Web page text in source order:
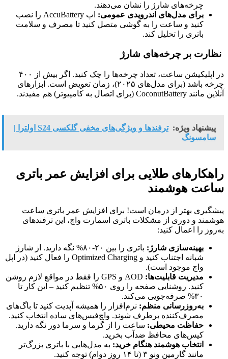
چرخه‌های شارژ را نشان می‌دهند.
برای مدل‌های اندرویدی عمومی:
اپ AccuBattery را نصب
کنید و ساعت را به گوشی متصل کنید تا مصرف و سلامت
باتری را تحلیل کند.
نظارت بر چرخه‌های شارژ
در اپلیکیشن ساعت، تعداد چرخه‌ها را چک کنید. اگر بیش از ۴۰۰
چرخه باشد (برای مدل‌های ۲۰۲۵)، زمان تعویض است. ابزارهای
آنلاین مانند CoconutBattery (برای اتصال به کامپیوتر) هم مفیدند.
پیشنهاد ویژه:
ترفندها و ویژگی‌های مخفی گلکسی S24 اولترا |
سامسونگ
راهکارهای طلایی برای افزایش عمر باتری
ساعت هوشمند
پیشگیری بهتر از درمان است! برای افزایش عمر باتری ساعت
هوشمند و دوری از مشکلات باتری اسمارت واچ، این ترفندهای
به‌روز را اعمال کنید:
بهینه‌سازی شارژ:
باتری را بین ۲۰-۸۰% نگه دارید. از شارژ
شبانه اجتناب کنید و Optimized Charging را فعال کنید (در اپل
واچ موجود است).
مدیریت قابلیت‌ها:
AOD و GPS را فقط در مواقع لازم روشن
کنید. روشنایی صفحه را روی ۵۰% تنظیم کنید – این کار تا
۳۰% صرفه‌جویی می‌کند.
به‌روزرسانی منظم: نرم‌افزار را همیشه آپدیت کنید تا باگ‌های
مصرف‌کننده برطرف شوند. واچ‌فیس‌های ساده انتخاب کنید.
حفاظت محیطی: ساعت را از گرما و سرما دور نگه دارید.
کیس‌های محافظ ضدآب بخرید.
انتخاب هوشمند هنگام خرید: به مدل‌هایی با باتری بزرگ‌تر
مانند گارمین ونو ۳ (تا ۱۴ روز دوام) توجه کنید.